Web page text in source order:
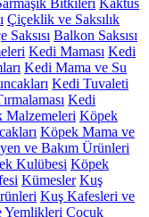
Bitkileri Kaktüs
Çiçeklik ve Saksılık
Saksısı Balkon Saksısı
Kedi Maması Kedi
Kedi Mama ve Su
Kedi Tuvaleti
Kedi
Malzemeleri Köpek
Köpek Mama ve
ve Bakım Ürünleri
Kulübesi Köpek
Kümesler Kuş
Kuş Kafesleri ve
Yemlikleri Çocuk